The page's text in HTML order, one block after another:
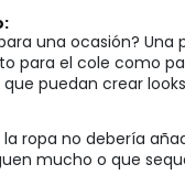
una ocasión?
para el cole como
puedan crear
ropa no debería
mucho o que